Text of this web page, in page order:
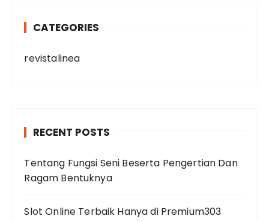
CATEGORIES
revistalinea
RECENT POSTS
Tentang Fungsi Seni Beserta Pengertian Dan
Ragam Bentuknya
Slot Online Terbaik Hanya di Premium303